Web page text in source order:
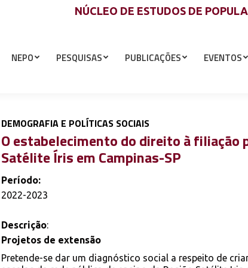
NÚCLEO DE ESTUDOS DE
NEPO PESQUISAS PUBLICAÇÕES EVENTOS
DEMOGRAFIA E POLÍTICAS SOCIAIS
O estabelecimento do direito à filiação
Satélite Íris em Campinas-SP
Período:
2022-2023
Descrição:
Projetos de extensão
Pretende-se dar um diagnóstico social a respeito de